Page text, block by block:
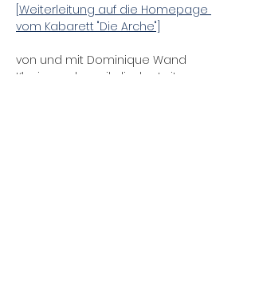
[Weiterleitung auf die Homepage
vom Kabarett "Die Arche"]
von und mit Dominique Wand
Klavier und musikalische Leitung: